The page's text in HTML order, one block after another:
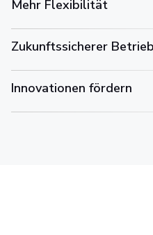
Mehr Flexibilität
Zukunftssicherer Betrieb
Innovationen fördern